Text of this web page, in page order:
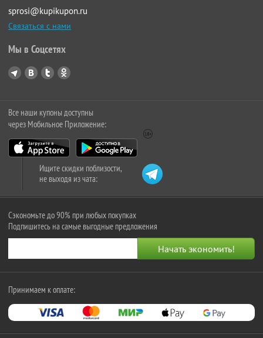
sprosi@kupikupon.ru
Связаться с нами
Мы в Соцсетях
Все наши купоны доступны
через Мобильное Приложение:
Ищите скидки поблизости,
не выходя из чата:
Сэкономьте до 90% при любых покупках
Подпишитесь на самые выгодные предложения
Принимаем к оплате: